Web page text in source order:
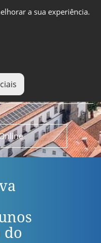
a sua experiência.
do